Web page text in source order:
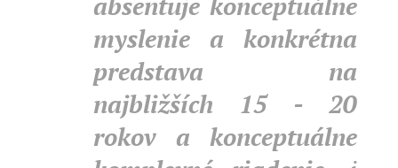
myslenie a konkrétna
predstava na
najbližších 15 - 20
rokov a konceptuálne